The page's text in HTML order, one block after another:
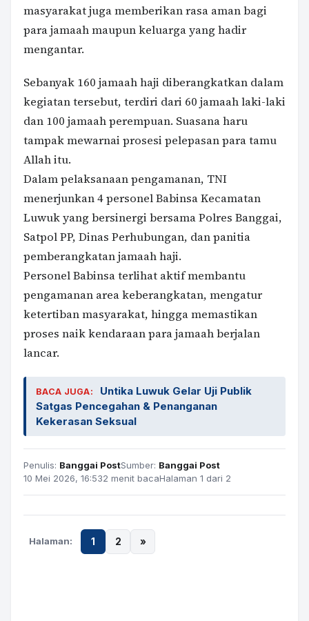
masyarakat juga memberikan rasa aman bagi
para jamaah maupun keluarga yang hadir
mengantar.
Sebanyak 160 jamaah haji diberangkatkan dalam
kegiatan tersebut, terdiri dari 60 jamaah laki-laki
dan 100 jamaah perempuan. Suasana haru
tampak mewarnai prosesi pelepasan para tamu
Allah itu.
Dalam pelaksanaan pengamanan, TNI
menerjunkan 4 personel Babinsa Kecamatan
Luwuk yang bersinergi bersama Polres Banggai,
Satpol PP, Dinas Perhubungan, dan panitia
pemberangkatan jamaah haji.
Personel Babinsa terlihat aktif membantu
pengamanan area keberangkatan, mengatur
ketertiban masyarakat, hingga memastikan
proses naik kendaraan para jamaah berjalan
lancar.
BACA JUGA:
Untika Luwuk Gelar Uji Publik
Satgas Pencegahan & Penanganan
Kekerasan Seksual
Penulis: Banggai PostSumber: Banggai Post
10 Mei 2026, 16:532 menit bacaHalaman 1 dari 2
Halaman: 1 2 »